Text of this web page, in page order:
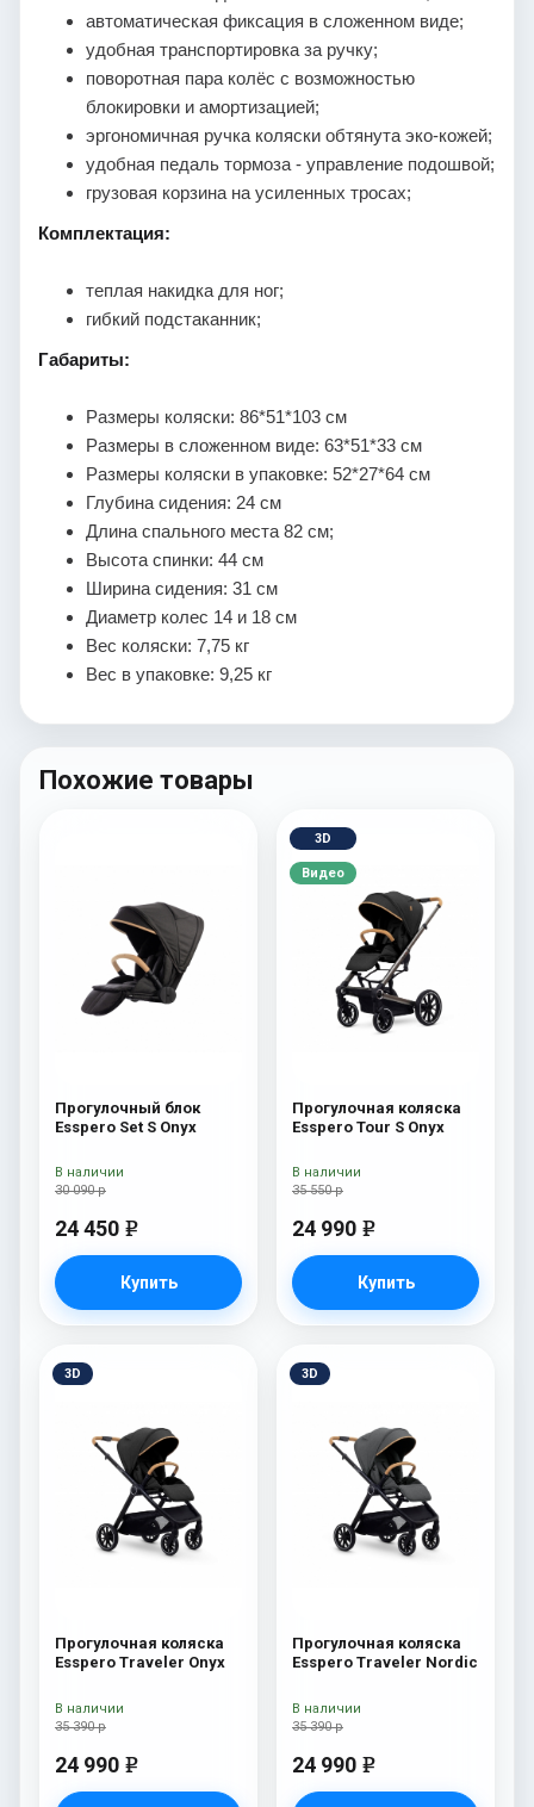
автоматическая фиксация в сложенном виде;
удобная транспортировка за ручку;
поворотная пара колёс с возможностью
блокировки и амортизацией;
эргономичная ручка коляски обтянута эко-кожей;
удобная педаль тормоза - управление подошвой;
грузовая корзина на усиленных тросах;
Комплектация:
теплая накидка для ног;
гибкий подстаканник;
Габариты:
Размеры коляски: 86*51*103 см
Размеры в сложенном виде: 63*51*33 см
Размеры коляски в упаковке: 52*27*64 см
Глубина сидения: 24 см
Длина спального места 82 см;
Высота спинки: 44 см
Ширина сидения: 31 см
Диаметр колес 14 и 18 см
Вес коляски: 7,75 кг
Вес в упаковке: 9,25 кг
Похожие товары
Прогулочный блок
Esspero Set S Onyx
30 090 р
24 450 e
Купить
В наличии
3D
Видео
Прогулочная коляска
Esspero Tour S Onyx
35 550 р
24 990 e
Купить
В наличии
3D
Прогулочная коляска
Esspero Traveler Onyx
35 390 р
24 990 e
В наличии
3D
Прогулочная коляска
Esspero Traveler Nordic
35 390 р
24 990 e
В наличии